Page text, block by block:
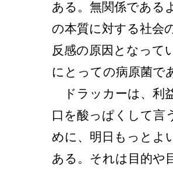
ある。無関係である
の本質に対する社会
反感の原因となって
にとっての病原菌で
ドラッカーは、利
口を酸っぱくして言
めに、明日もっとよ
ある。それは目的や